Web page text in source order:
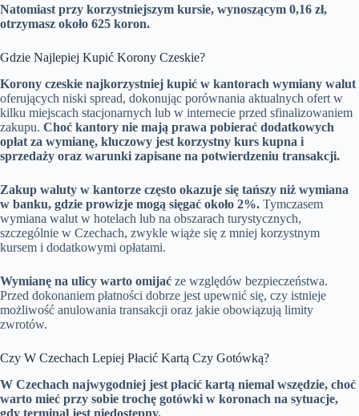
Natomiast przy korzystniejszym kursie, wynoszącym 0,16 zł,
otrzymasz około 625 koron.
Gdzie Najlepiej Kupić Korony Czeskie?
Korony czeskie najkorzystniej kupić w kantorach wymiany walut
oferujących niski spread, dokonując porównania aktualnych ofert w
kilku miejscach stacjonarnych lub w internecie przed sfinalizowaniem
zakupu. Choć kantory nie mają prawa pobierać dodatkowych
opłat za wymianę, kluczowy jest korzystny kurs kupna i
sprzedaży oraz warunki zapisane na potwierdzeniu transakcji.
Zakup waluty w kantorze często okazuje się tańszy niż wymiana
w banku, gdzie prowizje mogą sięgać około 2%. Tymczasem
wymiana walut w hotelach lub na obszarach turystycznych,
szczególnie w Czechach, zwykle wiąże się z mniej korzystnym
kursem i dodatkowymi opłatami.
Wymianę na ulicy warto omijać ze względów bezpieczeństwa.
Przed dokonaniem płatności dobrze jest upewnić się, czy istnieje
możliwość anulowania transakcji oraz jakie obowiązują limity
zwrotów.
Czy W Czechach Lepiej Płacić Kartą Czy Gotówką?
W Czechach najwygodniej jest płacić kartą niemal wszędzie, choć
warto mieć przy sobie trochę gotówki w koronach na sytuacje,
gdy terminal jest niedostępny.